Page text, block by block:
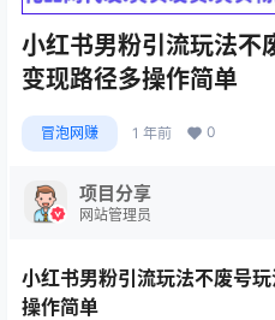
小红书男粉引流玩法不
变现路径多操作简单
冒泡网赚 1 年前 0
项目分享
网站管理员
小红书男粉引流玩法不废号
操作简单